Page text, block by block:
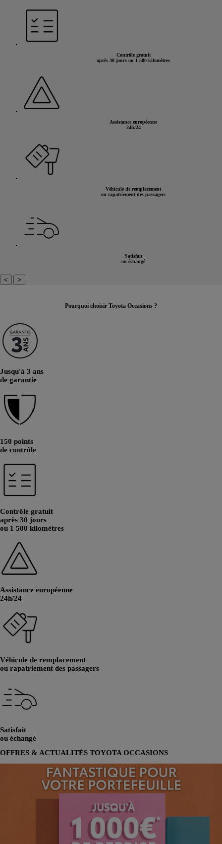
Contrôle gratuit
après 30 jours ou 1 500 kilomètres
Assistance européenne
24h/24
Véhicule de remplacement
ou rapatriement des passagers
Satisfait
ou échangé
< >
Pourquoi choisir Toyota Occasions ?
Jusqu'à 3 ans
de garantie
150 points
de contrôle
Contrôle gratuit
après 30 jours
ou 1 500 kilomètres
Assistance européenne
24h/24
Véhicule de remplacement
ou rapatriement des passagers
Satisfait
ou échangé
OFFRES & ACTUALITÉS TOYOTA OCCASIONS